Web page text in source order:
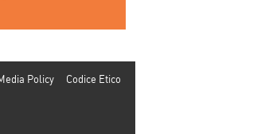
Policy Codice Etico